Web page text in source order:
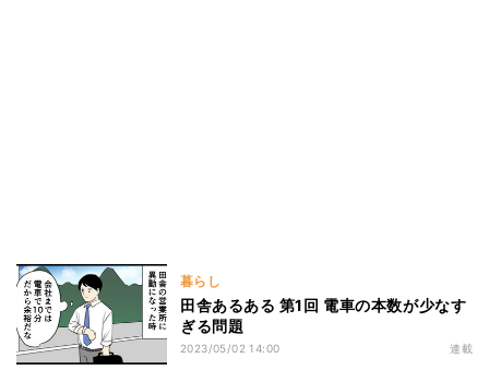
暮らし
田舎あるある 第1回 電車の本数が少なす
ぎる問題
2023/05/02 14:00 連載